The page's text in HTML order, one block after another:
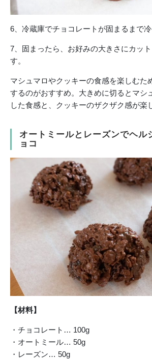
6、冷蔵庫でチョコレートが固まるまで冷
7、固まったら、お好みの大きさにカッ
す。
マシュマロやクッキーの食感を楽しむた
するのがおすすめ。大きめに切るとマシ
した食感と、クッキーのザクザク感が楽
オートミールとレーズンでヘル
ョコ
【材料】
・チョコレート… 100g
・オートミール… 50g
・レーズン… 50g